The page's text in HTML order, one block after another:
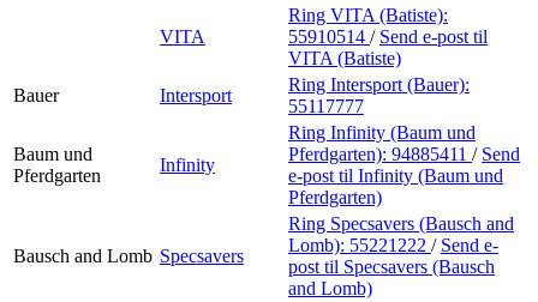
VITA
Ring VITA (Batiste):
55910514 / Send e-post til
VITA (Batiste)
Bauer
Intersport
Ring Intersport (Bauer):
55117777
Baum und
Pferdgarten
Infinity
Ring Infinity (Baum und
Pferdgarten): 94885411 / Send
e-post til Infinity (Baum und
Pferdgarten)
Bausch and Lomb Specsavers
Ring Specsavers (Bausch and
Lomb): 55221222 / Send e-
post til Specsavers (Bausch
and Lomb)